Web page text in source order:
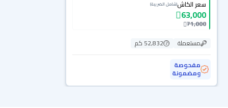
سعر الكاش(شامل الضريبة)
63,000
71,000
مستعملة
52,832 كم
مفحوصة
ومضمونة